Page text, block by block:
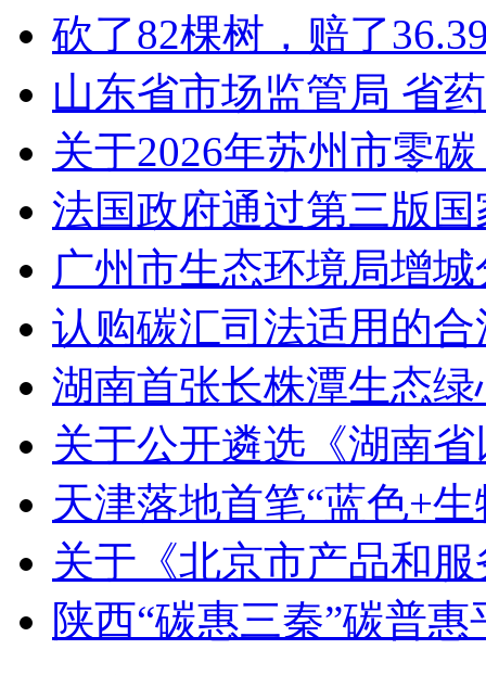
砍了82棵树，赔了
山东省市场监管局 省
关于2026年苏州市零
法国政府通过第三版
广州市生态环境局增
认购碳汇司法适用的
湖南首张长株潭生态
关于公开遴选《湖南
天津落地首笔“蓝色+
关于《北京市产品和
陕西“碳惠三秦”碳普